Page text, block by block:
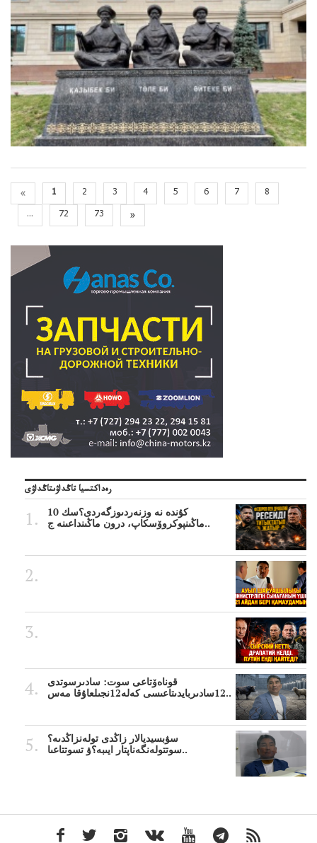
« 1 2 3 4 5 6 7
8
...
72 73 »
رەداكتسيا تاڭداۋىتاڭداۋى
10 كۇندە نە وزنەردىوزگەردى؟سك
ماڭىنپوكروۆسكاپ، درون ماڭىنداعىنە ج..
قوناەۆتاعى سوت: سادىرسوتدى
12سادىربايدىتاعىسى كەلە12نجىلعاۇقا مەس..
سۋبسيديالار زاڭدى تولەنزاڭدىە؟
سوتتولەنگەناپتار ايىبە؟ۋ تسوتتاعىا..